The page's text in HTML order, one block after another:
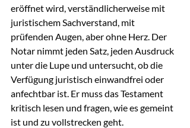
eröffnet wird, verständlicherweise mit
juristischem Sachverstand, mit
prüfenden Augen, aber ohne Herz. Der
Notar nimmt jeden Satz, jeden Ausdruck
unter die Lupe und untersucht, ob die
Verfügung juristisch einwandfrei oder
anfechtbar ist. Er muss das Testament
kritisch lesen und fragen, wie es gemeint
ist und zu vollstrecken geht.